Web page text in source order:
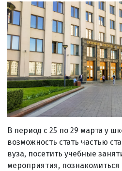
В период с 25 по 29 марта у
возможность стать частью
вуза, посетить учебные
мероприятия,